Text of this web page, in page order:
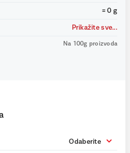
= 0 g
Prikažite sve...
Na 100g proizvoda
Odaberite